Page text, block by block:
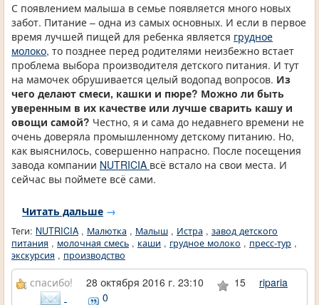
С появлением малыша в семье появляется много новых
забот. Питание – одна из самых основных. И если в первое
время лучшей пищей для ребенка является грудное
молоко, то позднее перед родителями неизбежно встает
проблема выбора производителя детского питания. И тут
на мамочек обрушивается целый водопад вопросов. Из
чего делают смеси, кашки и пюре? Можно ли быть
уверенным в их качестве или лучше сварить кашу и
овощи самой? Честно, я и сама до недавнего времени не
очень доверяла промышленному детскому питанию. Но,
как выяснилось, совершенно напрасно. После посещения
завода компании NUTRICIA всё встало на свои места. И
сейчас вы поймете всё сами.
Читать дальше →
Теги: NUTRICIA , Малютка , Малыш , Истра , завод детского
питания , молочная смесь , каши , грудное молоко , пресс-тур ,
экскурсия , производство
спасибо! 28 октября 2016 г. 23:10 15
riparia
0